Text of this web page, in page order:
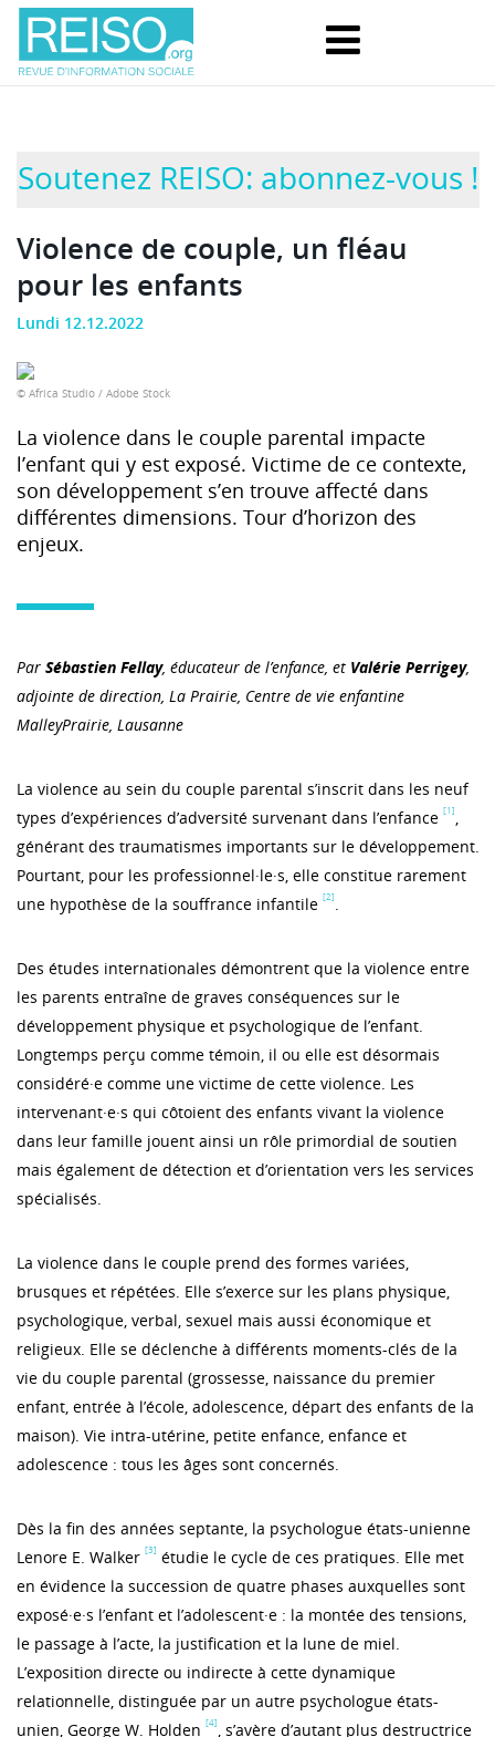
Soutenez REISO: abonnez-vous !
Violence de couple, un fléau
pour les enfants
Lundi 12.12.2022
© Africa Studio / Adobe Stock
La violence dans le couple parental impacte
l’enfant qui y est exposé. Victime de ce contexte,
son développement s’en trouve affecté dans
différentes dimensions. Tour d’horizon des
enjeux.
Par Sébastien Fellay, éducateur de l’enfance, et Valérie Perrigey,
adjointe de direction, La Prairie, Centre de vie enfantine
MalleyPrairie, Lausanne
La violence au sein du couple parental s’inscrit dans les neuf
types d’expériences d’adversité survenant dans l’enfance [1] ,
générant des traumatismes importants sur le développement.
Pourtant, pour les professionnel·le·s, elle constitue rarement
une hypothèse de la souffrance infantile [2] .
Des études internationales démontrent que la violence entre
les parents entraîne de graves conséquences sur le
développement physique et psychologique de l’enfant.
Longtemps perçu comme témoin, il ou elle est désormais
considéré·e comme une victime de cette violence. Les
intervenant·e·s qui côtoient des enfants vivant la violence
dans leur famille jouent ainsi un rôle primordial de soutien
mais également de détection et d’orientation vers les services
spécialisés.
La violence dans le couple prend des formes variées,
brusques et répétées. Elle s’exerce sur les plans physique,
psychologique, verbal, sexuel mais aussi économique et
religieux. Elle se déclenche à différents moments-clés de la
vie du couple parental (grossesse, naissance du premier
enfant, entrée à l’école, adolescence, départ des enfants de la
maison). Vie intra-utérine, petite enfance, enfance et
adolescence : tous les âges sont concernés.
Dès la fin des années septante, la psychologue états-unienne
Lenore E. Walker [3] étudie le cycle de ces pratiques. Elle met
en évidence la succession de quatre phases auxquelles sont
exposé·e·s l’enfant et l’adolescent·e : la montée des tensions,
le passage à l’acte, la justification et la lune de miel.
L’exposition directe ou indirecte à cette dynamique
relationnelle, distinguée par un autre psychologue états-
unien, George W. Holden [4] , s’avère d’autant plus destructrice